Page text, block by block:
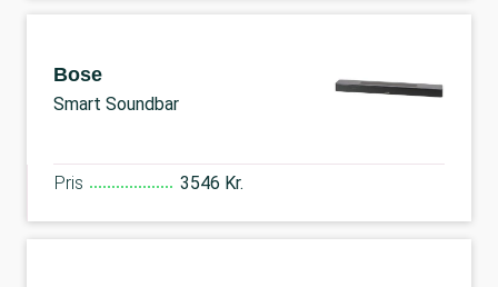
Bose
Smart Soundbar
Pris 3546 Kr.